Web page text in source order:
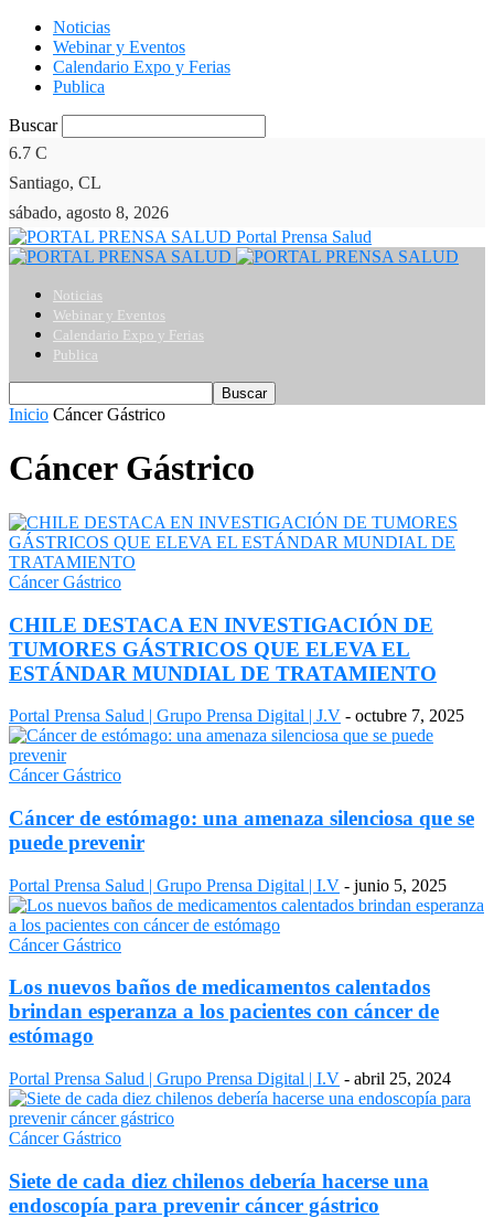
Noticias
Webinar y Eventos
Calendario Expo y Ferias
Publica
Buscar
6.7 C
Santiago, CL
sábado, agosto 8, 2026
Portal Prensa Salud
Noticias
Webinar y Eventos
Calendario Expo y Ferias
Publica
Inicio Cáncer Gástrico
Cáncer Gástrico
Cáncer Gástrico
CHILE DESTACA EN INVESTIGACIÓN DE
TUMORES GÁSTRICOS QUE ELEVA EL
ESTÁNDAR MUNDIAL DE TRATAMIENTO
Portal Prensa Salud | Grupo Prensa Digital | J.V - octubre 7, 2025
Cáncer Gástrico
Cáncer de estómago: una amenaza silenciosa que se
puede prevenir
Portal Prensa Salud | Grupo Prensa Digital | I.V - junio 5, 2025
Cáncer Gástrico
Los nuevos baños de medicamentos calentados
brindan esperanza a los pacientes con cáncer de
estómago
Portal Prensa Salud | Grupo Prensa Digital | I.V - abril 25, 2024
Cáncer Gástrico
Siete de cada diez chilenos debería hacerse una
endoscopía para prevenir cáncer gástrico